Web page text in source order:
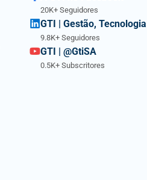
d
i
d
20K+ Seguidores
GTI | Gestão,
9.8K+ Seguidores
GTI | @GtiSA
0.5K+ Subscritores